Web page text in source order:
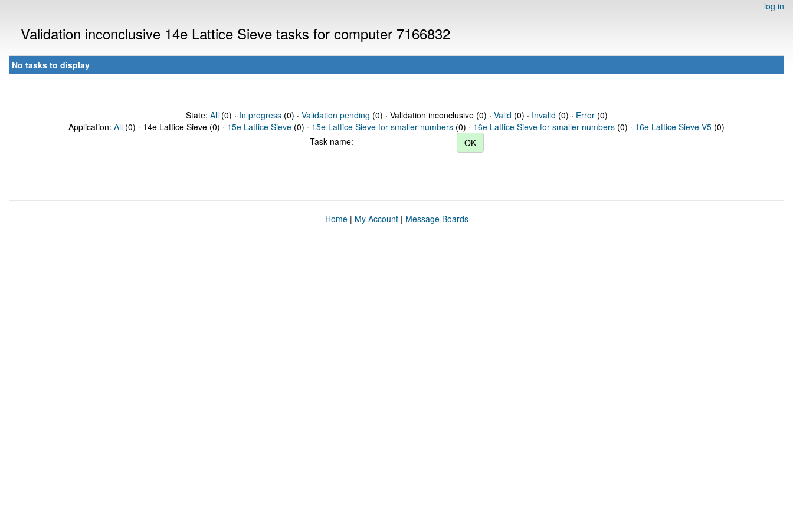
log in
Validation inconclusive 14e Lattice Sieve tasks for computer 7166832
No tasks to display
State: All(0) · In progress(0) · Validation pending (0) · Validation inconclusive (0) · Valid (0) · Invalid (0) · Error(0)
Application: All (0) · 14e Lattice Sieve (0) · 15e Lattice Sieve (0) · 15e Lattice Sieve for smaller numbers (0) · 16e Lattice Sieve for smaller numbers (0) · 16e Lattice Sieve V5 (0)
Task name:
Home| My Account| Message Boards